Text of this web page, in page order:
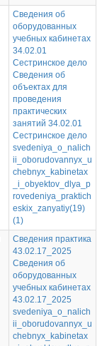
Сведения об
оборудованных
учебных кабинетах
34.02.01
Сестринское дело
Сведения об
объектах для
проведения
практических
занятий 34.02.01
Сестринское дело
svedeniya_o_nalich
ii_oborudovannyx_u
chebnyx_kabinetax
_i_obyektov_dlya_p
rovedeniya_praktich
eskix_zanyatiy(19)
(1)
Сведения практика
43.02.17_2025
Сведения об
оборудованных
учебных кабинетах
43.02.17_2025
svedeniya_o_nalich
ii_oborudovannyx_u
chebnyx_kabinetax